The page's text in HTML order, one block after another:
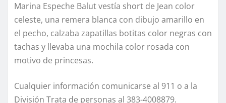
Marina Espeche Balut vestía short de Jean color
celeste, una remera blanca con dibujo amarillo en
el pecho, calzaba zapatillas botitas color negras con
tachas y llevaba una mochila color rosada con
motivo de princesas.
Cualquier información comunicarse al 911 o a la
División Trata de personas al 383-4008879.